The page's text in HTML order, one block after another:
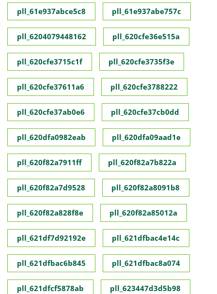
pll_61e937abce5c8 pll_61e937abe757c
pll_6204079448162 pll_620cfe36e515a
pll_620cfe3715c1f pll_620cfe3735f3e
pll_620cfe37611a6 pll_620cfe3788222
pll_620cfe37ab0e6 pll_620cfe37cb0dd
pll_620dfa0982eab pll_620dfa09aad1e
pll_620f82a7911ff pll_620f82a7b822a
pll_620f82a7d9528 pll_620f82a8091b8
pll_620f82a828f8e pll_620f82a85012a
pll_621df7d92192e pll_621dfbac4e14c
pll_621dfbac6b845 pll_621dfbac8a074
pll_621dfcf5878ab pll_623447d3d5b98